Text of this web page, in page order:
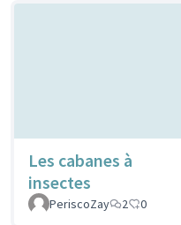
Les cabanes à
insectes
PeriscoZay
2 0